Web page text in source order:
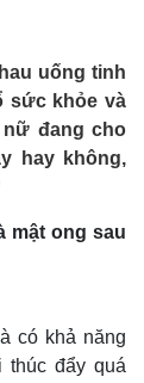
uống tinh
sức khỏe và
nữ đang cho
hay không,
mật ong sau
có khả năng
thúc đẩy quá